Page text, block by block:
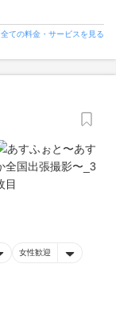
全ての料金・サービスを見る
女性歓迎